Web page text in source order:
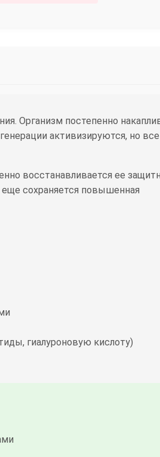
Организм постепенно
активизируются, но
восстанавливается ее
сохраняется повышенная
гиалуроновую кислоту)